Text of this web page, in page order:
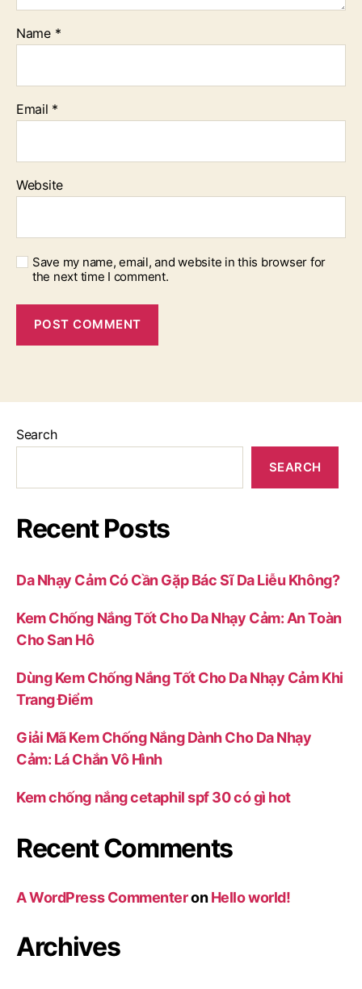
Name *
Email *
Website
Save my name, email, and website in this browser for
the next time I comment.
Search
SEARCH
Recent Posts
Da Nhạy Cảm Có Cần Gặp Bác Sĩ Da Liễu Không?
Kem Chống Nắng Tốt Cho Da Nhạy Cảm: An Toàn
Cho San Hô
Dùng Kem Chống Nắng Tốt Cho Da Nhạy Cảm Khi
Trang Điểm
Giải Mã Kem Chống Nắng Dành Cho Da Nhạy
Cảm: Lá Chắn Vô Hình
Kem chống nắng cetaphil spf 30 có gì hot
Recent Comments
A WordPress CommenteronHello world!
Archives